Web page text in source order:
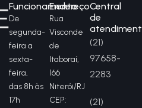
Funcionamento
De
segunda-
feira a
sexta-
feira,
das 8h às
17h
Endereço
Rua
Visconde
de
Itaboraí,
166
Niterói/RJ
CEP:
Central
de
(21)
97658-
2283
(21)